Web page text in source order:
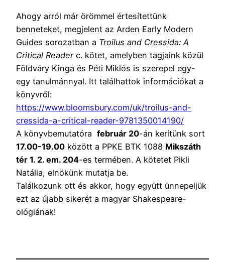
Ahogy arról már örömmel értesítettünk
benneteket, megjelent az Arden Early Modern
Guides sorozatban a Troilus and Cressida: A
Critical Readerc. kötet, amelyben tagjaink közül
Földváry Kinga és Péti Miklós is szerepel egy-
egy tanulmánnyal. Itt találhattok információkat a
könyvről:
https://www.bloomsbury.com/uk/troilus-and-
cressida-a-critical-reader-9781350014190/
A könyvbemutatóra február 20-án kerítünk sort
17.00-19.00 között a PPKE BTK 1088 Mikszáth
tér 1. 2. em. 204-es termében. A kötetet Pikli
Natália, elnökünk mutatja be.
Találkozunk ott és akkor, hogy együtt ünnepeljük
ezt az újabb sikerét a magyar Shakespeare-
ológiának!